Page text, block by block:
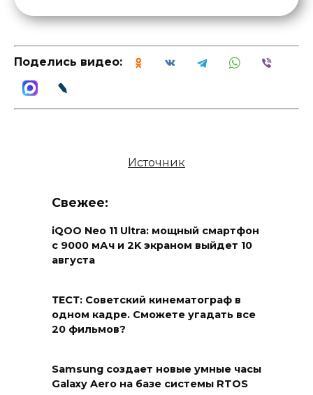
Поделись видео:
Источник
Свежее:
iQOO Neo 11 Ultra: мощный смартфон
с 9000 мАч и 2K экраном выйдет 10
августа
ТЕСТ: Советский кинематограф в
одном кадре. Сможете угадать все
20 фильмов?
Samsung создает новые умные часы
Galaxy Aero на базе системы RTOS